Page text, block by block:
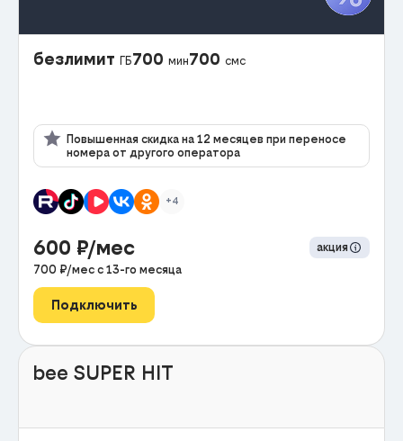
безлимит ГБ700 мин700 смс
Повышенная скидка на 12 месяцев при переносе
номера от другого оператора
+4
600 ₽/мес
акция
700 ₽/мес с 13-го месяца
Подключить
bee SUPER HIT